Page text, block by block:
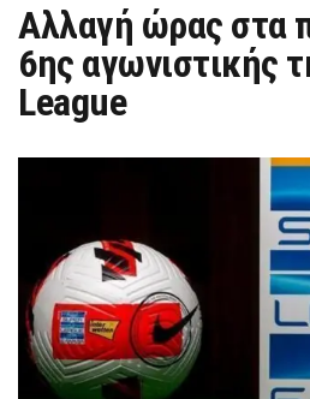
Αλλαγή ώρας στα
6ης αγωνιστικής
League